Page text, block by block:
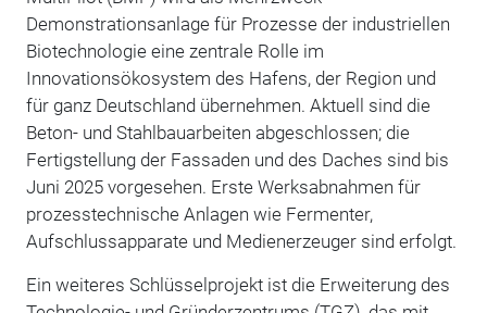
Demonstrationsanlage für Prozesse der industriellen
Biotechnologie eine zentrale Rolle im
Innovationsökosystem des Hafens, der Region und
für ganz Deutschland übernehmen. Aktuell sind die
Beton- und Stahlbauarbeiten abgeschlossen; die
Fertigstellung der Fassaden und des Daches sind bis
Juni 2025 vorgesehen. Erste Werksabnahmen für
prozesstechnische Anlagen wie Fermenter,
Aufschlussapparate und Medienerzeuger sind erfolgt.
Ein weiteres Schlüsselprojekt ist die Erweiterung des